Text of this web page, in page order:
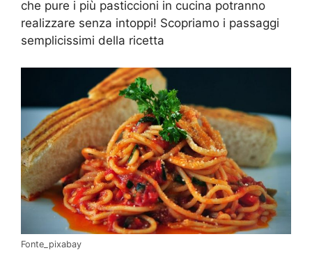
che pure i più pasticcioni in cucina potranno
realizzare senza intoppi! Scopriamo i passaggi
semplicissimi della ricetta
Fonte_pixabay